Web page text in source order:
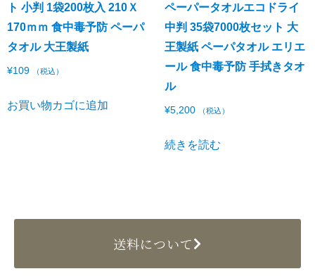
ト 小判 1袋200枚入 210Ｘ
170ｍｍ 食中毒予防 ペーパ
タオル 大王製紙
¥109 （税込）
お買い物カゴに追加
ペーパータオルエコドライ
中判 35袋7000枚セット 大
王製紙 ペーパタオル エリエ
ール 食中毒予防 手拭きタオ
ル
¥5,200 （税込）
続きを読む
送料について